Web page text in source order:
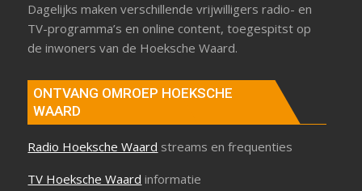
Dagelijks maken verschillende vrijwilligers radio- en
TV-programma’s en online content, toegespitst op
de inwoners van de Hoeksche Waard.
ONTVANG OMROEP HOEKSCHE
WAARD
Radio Hoeksche Waard streams en frequenties
TV Hoeksche Waard informatie